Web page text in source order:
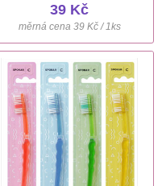
39 Kč
měrná cena 39 Kč / 1ks